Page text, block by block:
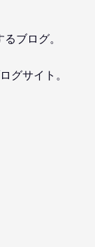
ブログ。
グサイト。